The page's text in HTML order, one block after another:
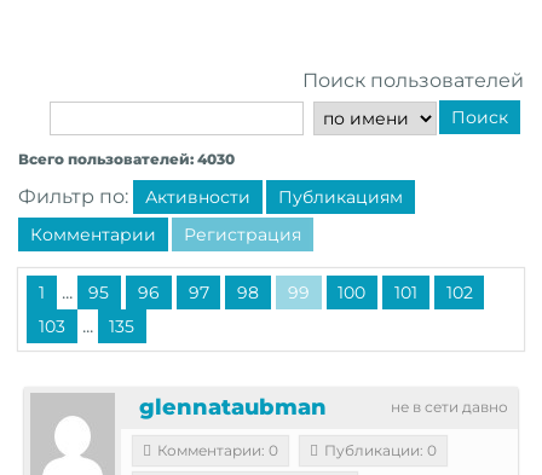
Поиск пользователей
Поиск
Всего пользователей: 4030
Фильтр по: Активности
Публикациям
Комментарии
Регистрация
1 ... 95 96 97 98 99 100 101
102
103
... 135
не в сети давно
glennataubman
Комментарии: 0
Публикации: 0